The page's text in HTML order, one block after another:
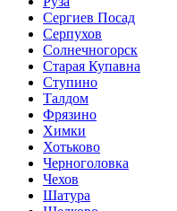
Сергиев Посад
Серпухов
Солнечногорск
Старая Купавна
Ступино
Талдом
Фрязино
Химки
Хотьково
Черноголовка
Чехов
Шатура